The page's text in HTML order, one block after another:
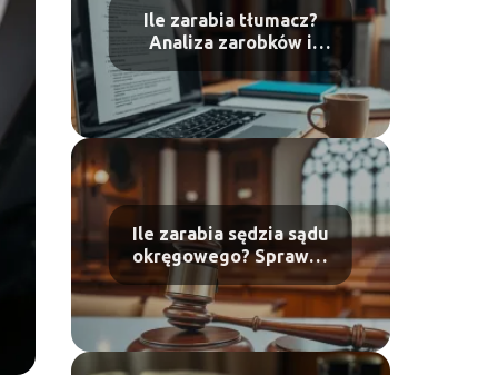
Ile zarabia tłumacz?
Analiza zarobków i
stawki rynkowe
Ile zarabia sędzia sądu
okręgowego? Sprawdź
aktualne
wynagrodzenia!